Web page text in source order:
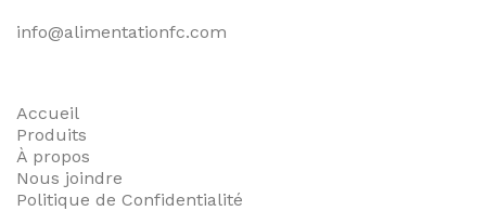
info@alimentationfc.com
Accueil
Produits
À propos
Nous joindre
Politique de Confidentialité